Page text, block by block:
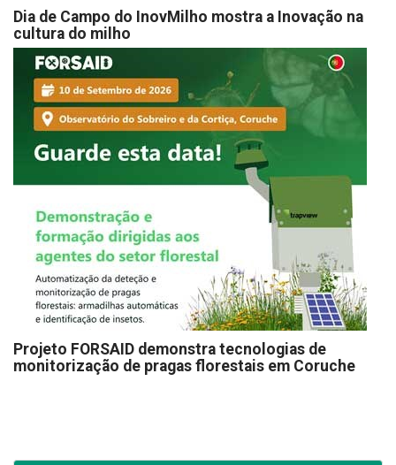
Dia de Campo do InovMilho mostra a Inovação na
cultura do milho
Projeto FORSAID demonstra tecnologias de
monitorização de pragas florestais em Coruche